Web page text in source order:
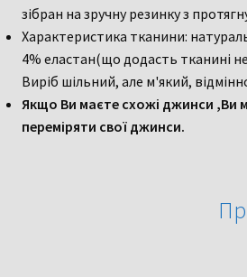
зібран на зручну резинку з
Характеристика тканини:
4% еластан(що додасть тканині
Виріб шільний, але м'який,
Якщо Ви маєте схожі джинси ,Ви
переміряти свої джинси.